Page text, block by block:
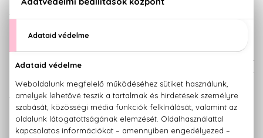
Az Tresor parfümök számos más változatban is
melyben LANCÔME az igazi, mindent elsöprő, viharos
szerelmet kívánta bemutatni. Azt az igazi, mindig olyan
bonyolult szerelmet, melyet a romantikus hölgyek már
ismerhetnek a filmekből, és regényekből egyaránt. A Tresor
In Love elődje barackos, rózsás illatát örökölte, de a
tervezők a lágy púderességet vad és merész édes illatokra
cserélték.
A szentimentalista életszemlélettől a